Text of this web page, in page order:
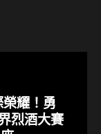
耀！勇
烈酒大賽